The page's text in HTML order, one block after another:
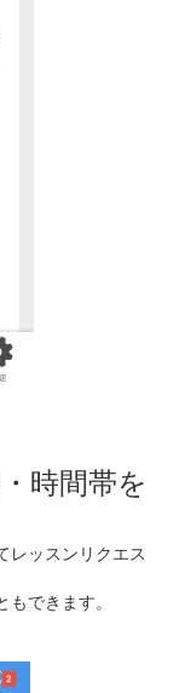
時間帯を
レッスンリクエス
できます。